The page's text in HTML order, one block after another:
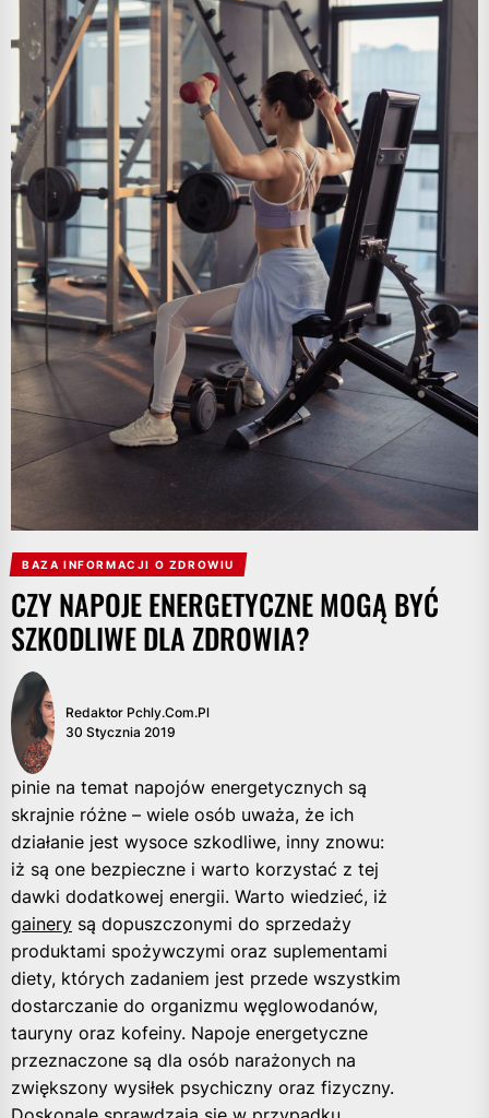
BAZA INFORMACJI O ZDROWIU
CZY NAPOJE ENERGETYCZNE MOGĄ BYĆ
SZKODLIWE DLA ZDROWIA?
Redaktor Pchly.com.pl
30 Stycznia 2019
pinie na temat napojów energetycznych są
skrajnie różne – wiele osób uważa, że ich
działanie jest wysoce szkodliwe, inny znowu:
iż są one bezpieczne i warto korzystać z tej
dawki dodatkowej energii. Warto wiedzieć, iż
gainery są dopuszczonymi do sprzedaży
produktami spożywczymi oraz suplementami
diety, których zadaniem jest przede wszystkim
dostarczanie do organizmu węglowodanów,
tauryny oraz kofeiny. Napoje energetyczne
przeznaczone są dla osób narażonych na
zwiększony wysiłek psychiczny oraz fizyczny.